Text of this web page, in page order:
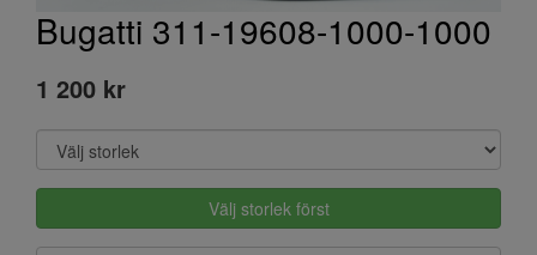
Bugatti 311-19608-1000-1000
1 200 kr
Välj storlek först